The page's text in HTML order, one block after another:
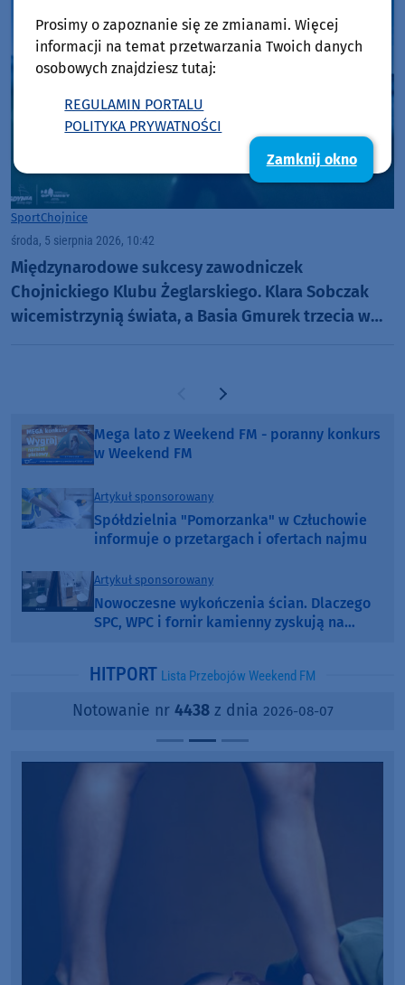
SportChojnice
środa, 5 sierpnia 2026, 10:42
Międzynarodowe sukcesy zawodniczek
Chojnickiego Klubu Żeglarskiego. Klara Sobczak
wicemistrzynią świata, a Basia Gmurek trzecia w
Poprzednia strona
Następna strona
Mega lato z Weekend FM - poranny konkurs
w Weekend FM
Artykuł sponsorowany
Spółdzielnia "Pomorzanka" w Człuchowie
informuje o przetargach i ofertach najmu
Artykuł sponsorowany
Nowoczesne wykończenia ścian. Dlaczego
SPC, WPC i fornir kamienny zyskują na
HITPORT Lista Przebojów Weekend FM
Notowanie nr 4438z dnia 2026-08-07
Prosimy o zapoznanie się ze zmianami. Więcej
informacji na temat przetwarzania Twoich danych
osobowych znajdziesz tutaj:
REGULAMIN PORTALU
POLITYKA PRYWATNOŚCI
Zamknij okno